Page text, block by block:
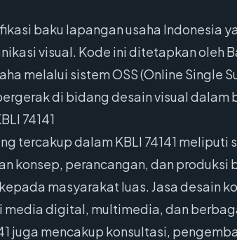
baku lapangan usaha Indonesia
visual. Kode ini ditetapkan oleh
melalui sistem OSS (Online Single
di bidang desain visual dalam
74141
tercakup dalam KBLI 74141
konsep, perancangan, dan produksi
masyarakat luas. Jasa desain
digital, multimedia, dan
juga mencakup konsultasi,